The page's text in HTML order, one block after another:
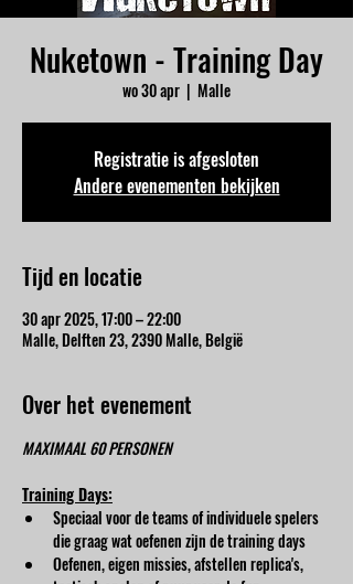
Nuketown - Training Day
wo 30 apr
  |
Malle
Registratie is afgesloten
Andere evenementen bekijken
Tijd en locatie
30 apr 2025, 17:00 – 22:00
Malle, Delften 23, 2390 Malle, België
Over het evenement
MAXIMAAL 60 PERSONEN
Training Days:
Speciaal voor de teams of individuele spelers
die graag wat oefenen zijn de training days
Oefenen, eigen missies, afstellen replica's,